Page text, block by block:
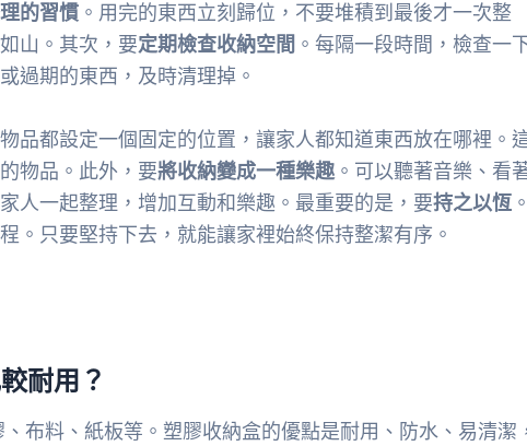
的習慣 。用完的東西立刻歸位，不要堆積到最後才一次整
山。其次，要定期檢查收納空間 。每隔一段時間，檢查一
過期的東西，及時清理掉。
物品都設定一個固定的位置，讓家人都知道東西放在哪裡。
物品。此外，要將收納變成一種樂趣 。可以聽著音樂、看
人一起整理，增加互動和樂趣。最重要的是，要持之以恆 。
。只要堅持下去，就能讓家裡始終保持整潔有序。
耐用？
布料、紙板等。塑膠收納盒的優點是耐用、防水、易清潔